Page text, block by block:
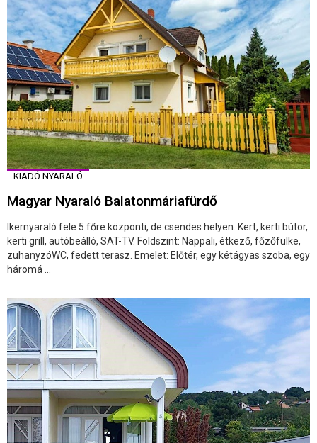
KIADÓ NYARALÓ
Magyar Nyaraló Balatonmáriafürdő
Ikernyaraló fele 5 főre központi, de csendes helyen. Kert, kerti bútor,
kerti grill, autóbeálló, SAT-TV. Földszint: Nappali, étkező, főzőfülke,
zuhanyzóWC, fedett terasz. Emelet: Előtér, egy kétágyas szoba, egy
háromá ...